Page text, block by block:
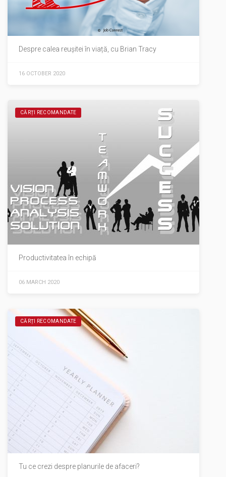
Despre calea reușitei în viață, cu Brian Tracy
16 OCTOBER 2020
CĂRȚI RECOMANDATE
Productivitatea în echipă
06 MARCH 2020
CĂRȚI RECOMANDATE
Tu ce crezi despre planurile de afaceri?